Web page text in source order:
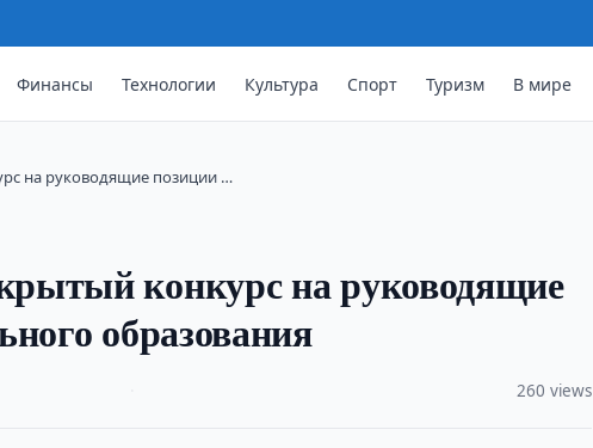
Финансы Технологии Культура Спорт Туризм В мире
на руководящие позиции …
конкурс на руководящие
образования
260 views